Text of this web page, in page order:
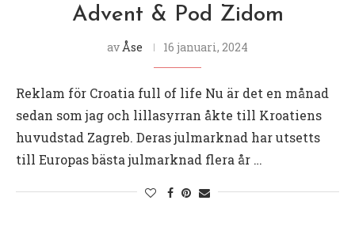
Advent & Pod Zidom
av Åse 16 januari, 2024
Reklam för Croatia full of life Nu är det en månad
sedan som jag och lillasyrran åkte till Kroatiens
huvudstad Zagreb. Deras julmarknad har utsetts
till Europas bästa julmarknad flera år …